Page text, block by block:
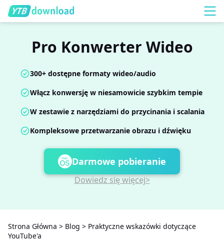
Pro Konwerter Wideo
300+ dostępne formaty wideo/audio
Włącz konwersję w niesamowicie szybkim tempie
W zestawie z narzędziami do przycinania i scalania
Kompleksowe przetwarzanie obrazu i dźwięku
Darmowe pobieranie
Dowiedz się więcej>
Strona Główna > Blog > Praktyczne wskazówki dotyczące
YouTube'a